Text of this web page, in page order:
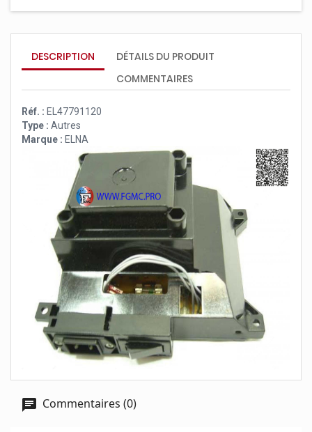
DESCRIPTION
DÉTAILS DU PRODUIT
COMMENTAIRES
Réf. : EL47791120
Type : Autres
Marque : ELNA
Commentaires (0)